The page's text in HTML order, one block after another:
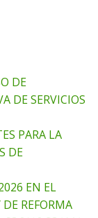
DE
DE SERVICIOS
PARA LA
DE
EN EL
REFORMA